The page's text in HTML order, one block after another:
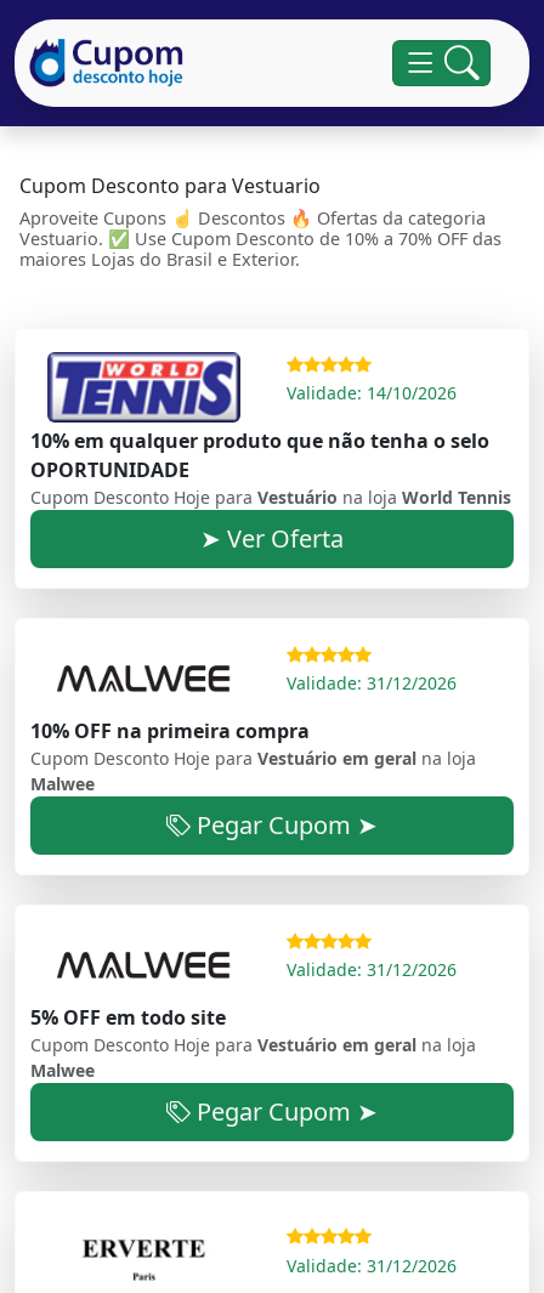
Cupom Desconto para Vestuario
Aproveite Cupons ☝ Descontos 🔥 Ofertas da categoria
Vestuario. ✅ Use Cupom Desconto de 10% a 70% OFF das
maiores Lojas do Brasil e Exterior.
Validade: 14/10/2026
10% em qualquer produto que não tenha o selo
OPORTUNIDADE
Cupom Desconto Hoje para Vestuário na loja World Tennis
➤ Ver Oferta
Validade: 31/12/2026
10% OFF na primeira compra
Cupom Desconto Hoje para Vestuário em geral na loja
Malwee
Pegar Cupom ➤
Validade: 31/12/2026
5% OFF em todo site
Cupom Desconto Hoje para Vestuário em geral na loja
Malwee
Pegar Cupom ➤
Validade: 31/12/2026